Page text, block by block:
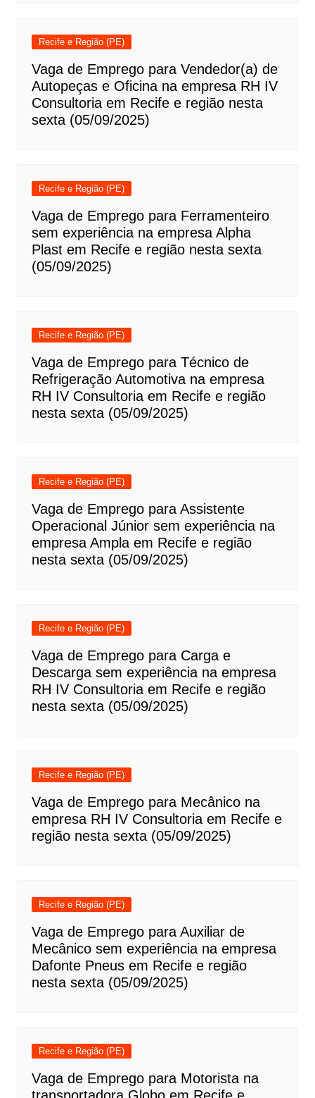
Recife e Região (PE)
Vaga de Emprego para Vendedor(a) de
Autopeças e Oficina na empresa RH IV
Consultoria em Recife e região nesta
sexta (05/09/2025)
Recife e Região (PE)
Vaga de Emprego para Ferramenteiro
sem experiência na empresa Alpha
Plast em Recife e região nesta sexta
(05/09/2025)
Recife e Região (PE)
Vaga de Emprego para Técnico de
Refrigeração Automotiva na empresa
RH IV Consultoria em Recife e região
nesta sexta (05/09/2025)
Recife e Região (PE)
Vaga de Emprego para Assistente
Operacional Júnior sem experiência na
empresa Ampla em Recife e região
nesta sexta (05/09/2025)
Recife e Região (PE)
Vaga de Emprego para Carga e
Descarga sem experiência na empresa
RH IV Consultoria em Recife e região
nesta sexta (05/09/2025)
Recife e Região (PE)
Vaga de Emprego para Mecânico na
empresa RH IV Consultoria em Recife e
região nesta sexta (05/09/2025)
Recife e Região (PE)
Vaga de Emprego para Auxiliar de
Mecânico sem experiência na empresa
Dafonte Pneus em Recife e região
nesta sexta (05/09/2025)
Recife e Região (PE)
Vaga de Emprego para Motorista na